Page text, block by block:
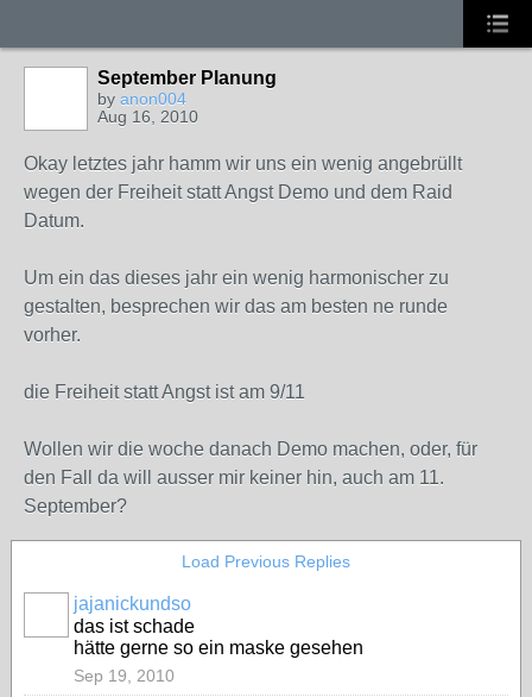
September Planung
by anon004
Aug 16, 2010
Okay letztes jahr hamm wir uns ein wenig angebrüllt
wegen der Freiheit statt Angst Demo und dem Raid
Datum.
Um ein das dieses jahr ein wenig harmonischer zu
gestalten, besprechen wir das am besten ne runde
vorher.
die Freiheit statt Angst ist am 9/11
Wollen wir die woche danach Demo machen, oder, für
den Fall da will ausser mir keiner hin, auch am 11.
September?
Load Previous Replies
jajanickundso
das ist schade
hätte gerne so ein maske gesehen
Sep 19, 2010